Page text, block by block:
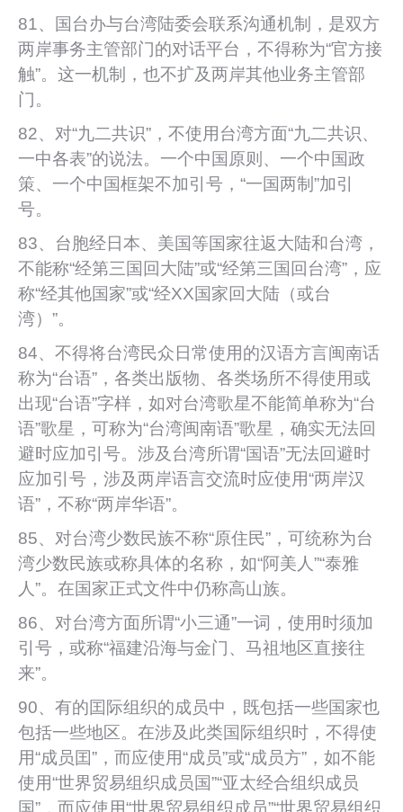
81、国台办与台湾陆委会联系沟通机制，是双方
两岸事务主管部门的对话平台，不得称为“官方接
触”。这一机制，也不扩及两岸其他业务主管部
门。
82、对“九二共识”，不使用台湾方面“九二共识、
一中各表”的说法。一个中国原则、一个中国政
策、一个中国框架不加引号，“一国两制”加引
号。
83、台胞经日本、美国等国家往返大陆和台湾，
不能称“经第三国回大陆”或“经第三国回台湾”，应
称“经其他国家”或“经XX国家回大陆（或台
湾）”。
84、不得将台湾民众日常使用的汉语方言闽南话
称为“台语”，各类出版物、各类场所不得使用或
出现“台语”字样，如对台湾歌星不能简单称为“台
语”歌星，可称为“台湾闽南语”歌星，确实无法回
避时应加引号。涉及台湾所谓“国语”无法回避时
应加引号，涉及两岸语言交流时应使用“两岸汉
语”，不称“两岸华语”。
85、对台湾少数民族不称“原住民”，可统称为台
湾少数民族或称具体的名称，如“阿美人”“泰雅
人”。在国家正式文件中仍称高山族。
86、对台湾方面所谓“小三通”一词，使用时须加
引号，或称“福建沿海与金门、马祖地区直接往
来”。
90、有的囯际组织的成员中，既包括一些国家也
包括一些地区。在涉及此类国际组织时，不得使
用“成员囯”，而应使用“成员”或“成员方”，如不能
使用“世界贸易组织成员国”“亚太经合组织成员
国”，而应使用“世界贸易组织成员”“世界贸易组织